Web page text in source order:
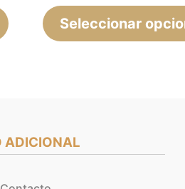
página
Seleccionar
ADICIONAL